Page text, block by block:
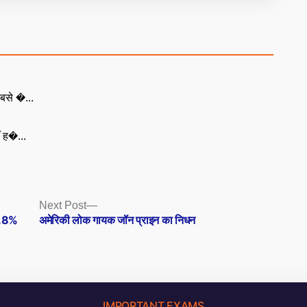
�...
ह�...
Next Post
Next
post:
अमेरिकी लोक गायक जॉन प्राइन का निधन